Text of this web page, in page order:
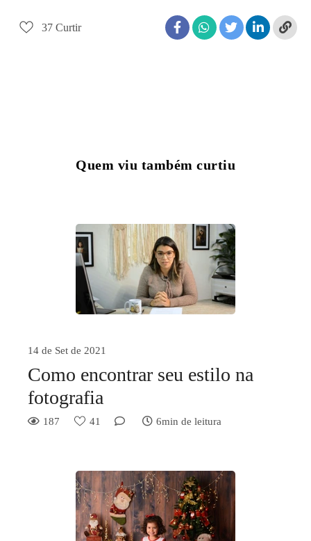
37 Curtir
Quem viu também curtiu
14 de Set de 2021
Como encontrar seu estilo na
fotografia
187 41 6min de leitura